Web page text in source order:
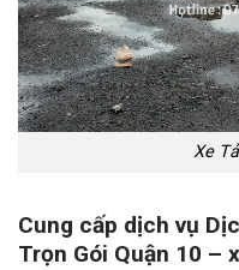
Xe
Cung cấp dịch vụ
Trọn Gói Quận 10 –